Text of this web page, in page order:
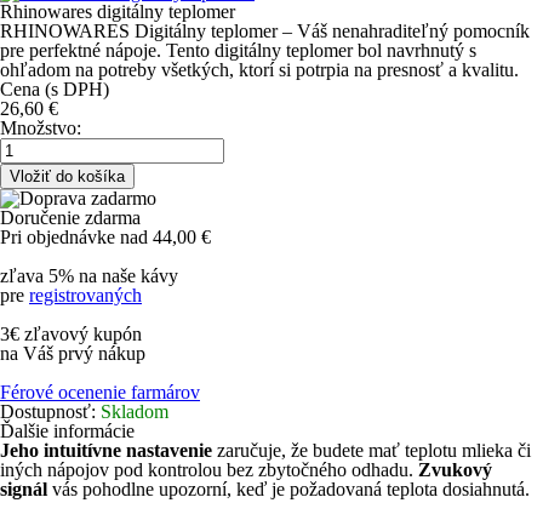
Rhinowares digitálny teplomer
RHINOWARES Digitálny teplomer – Váš nenahraditeľný pomocník
pre perfektné nápoje. Tento digitálny teplomer bol navrhnutý s
ohľadom na potreby všetkých, ktorí si potrpia na presnosť a kvalitu.
Cena (s DPH)
26,60 €
Množstvo:
Doručenie zdarma
Pri objednávke nad 44,00 €
zľava 5% na naše kávy
pre registrovaných
3€ zľavový kupón
na Váš prvý nákup
Férové ocenenie farmárov
Dostupnosť: Skladom
Ďalšie informácie
Jeho intuitívne nastavenie zaručuje, že budete mať teplotu mlieka či
iných nápojov pod kontrolou bez zbytočného odhadu. Zvukový
signál vás pohodlne upozorní, keď je požadovaná teplota dosiahnutá.